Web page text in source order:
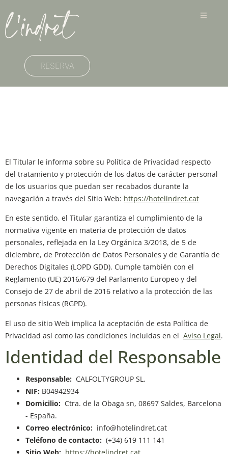
RESERVA
El Titular le informa sobre su Política de Privacidad respecto
del tratamiento y protección de los datos de carácter personal
de los usuarios que puedan ser recabados durante la
navegación a través del Sitio Web: https://hotelindret.cat
En este sentido, el Titular garantiza el cumplimiento de la
normativa vigente en materia de protección de datos
personales, reflejada en la Ley Orgánica 3/2018, de 5 de
diciembre, de Protección de Datos Personales y de Garantía de
Derechos Digitales (LOPD GDD). Cumple también con el
Reglamento (UE) 2016/679 del Parlamento Europeo y del
Consejo de 27 de abril de 2016 relativo a la protección de las
personas físicas (RGPD).
El uso de sitio Web implica la aceptación de esta Política de
Privacidad así como las condiciones incluidas en el Aviso Legal.
Identidad del Responsable
Responsable: CALFOLTYGROUP SL.
NIF: B04942934
Domicilio: Ctra. de la Obaga sn, 08697 Saldes, Barcelona
- España.
Correo electrónico: info@hotelindret.cat
Teléfono de contacto: (+34) 619 111 141